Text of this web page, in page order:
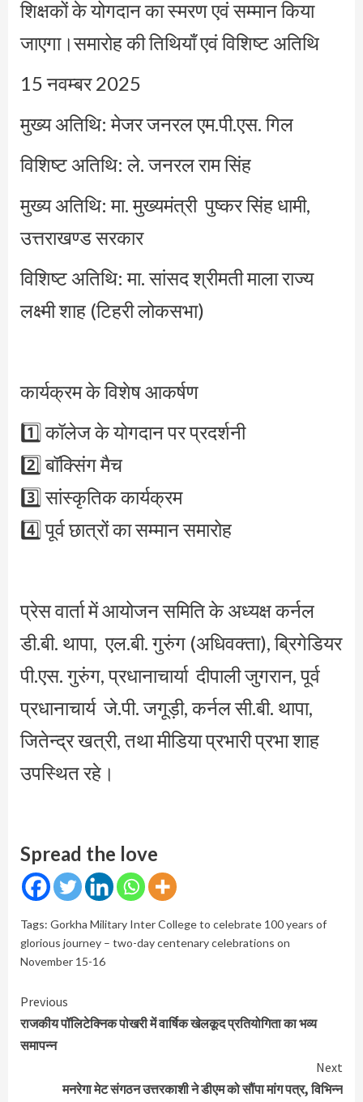
शिक्षकों के योगदान का स्मरण एवं सम्मान किया
जाएगा।समारोह की तिथियाँ एवं विशिष्ट अतिथि
15 नवम्बर 2025
मुख्य अतिथि: मेजर जनरल एम.पी.एस. गिल
विशिष्ट अतिथि: ले. जनरल राम सिंह
मुख्य अतिथि: मा. मुख्यमंत्री पुष्कर सिंह धामी,
उत्तराखण्ड सरकार
विशिष्ट अतिथि: मा. सांसद श्रीमती माला राज्य
लक्ष्मी शाह (टिहरी लोकसभा)
कार्यक्रम के विशेष आकर्षण
1️⃣ कॉलेज के योगदान पर प्रदर्शनी
2️⃣ बॉक्सिंग मैच
3️⃣ सांस्कृतिक कार्यक्रम
4️⃣ पूर्व छात्रों का सम्मान समारोह
प्रेस वार्ता में आयोजन समिति के अध्यक्ष कर्नल
डी.बी. थापा, एल.बी. गुरुंग (अधिवक्ता), ब्रिगेडियर
पी.एस. गुरुंग, प्रधानाचार्या दीपाली जुगरान, पूर्व
प्रधानाचार्य जे.पी. जगूड़ी, कर्नल सी.बी. थापा,
जितेन्द्र खत्री, तथा मीडिया प्रभारी प्रभा शाह
उपस्थित रहे।
Spread the love
Tags: Gorkha Military Inter College to celebrate 100 years of
glorious journey – two-day centenary celebrations on
November 15-16
Continue
Reading
Previous
राजकीय पॉलिटेक्निक पोखरी में वार्षिक खेलकूद प्रतियोगिता का भव्य
समापन्न
Next
मनरेगा मेट संगठन उत्तरकाशी ने डीएम को सौंपा मांग पत्र, विभिन्न